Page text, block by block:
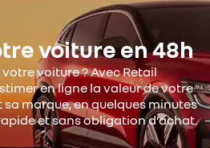
voiture en 48h
voiture ? Avec Retail
en ligne la valeur de votre
marque, en quelques minutes
et sans obligation d’achat.